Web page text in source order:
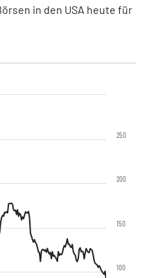
in den USA heute für
100
150
200
250